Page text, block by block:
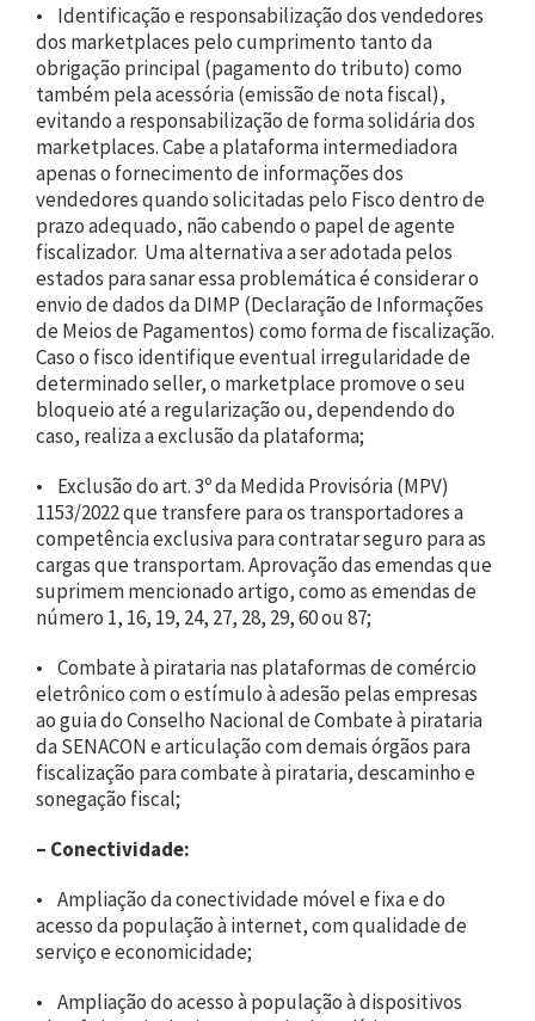
• Identificação e responsabilização dos vendedores
dos marketplaces pelo cumprimento tanto da
obrigação principal (pagamento do tributo) como
também pela acessória (emissão de nota fiscal),
evitando a responsabilização de forma solidária dos
marketplaces. Cabe a plataforma intermediadora
apenas o fornecimento de informações dos
vendedores quando solicitadas pelo Fisco dentro de
prazo adequado, não cabendo o papel de agente
fiscalizador. Uma alternativa a ser adotada pelos
estados para sanar essa problemática é considerar o
envio de dados da DIMP (Declaração de Informações
de Meios de Pagamentos) como forma de fiscalização.
Caso o fisco identifique eventual irregularidade de
determinado seller, o marketplace promove o seu
bloqueio até a regularização ou, dependendo do
caso, realiza a exclusão da plataforma;
• Exclusão do art. 3º da Medida Provisória (MPV)
1153/2022 que transfere para os transportadores a
competência exclusiva para contratar seguro para as
cargas que transportam. Aprovação das emendas que
suprimem mencionado artigo, como as emendas de
número 1, 16, 19, 24, 27, 28, 29, 60 ou 87;
• Combate à pirataria nas plataformas de comércio
eletrônico com o estímulo à adesão pelas empresas
ao guia do Conselho Nacional de Combate à pirataria
da SENACON e articulação com demais órgãos para
fiscalização para combate à pirataria, descaminho e
sonegação fiscal;
– Conectividade:
• Ampliação da conectividade móvel e fixa e do
acesso da população à internet, com qualidade de
serviço e economicidade;
• Ampliação do acesso à população à dispositivos